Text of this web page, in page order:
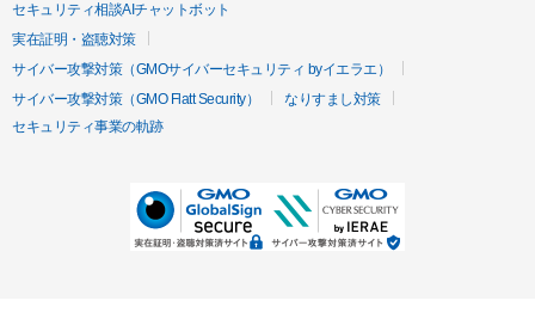
セキュリティ相談AIチャットボット
実在証明・盗聴対策
サイバー攻撃対策（GMOサイバーセキュリティ byイエラエ）
サイバー攻撃対策（GMO Flatt Security）
なりすまし対策
セキュリティ事業の軌跡